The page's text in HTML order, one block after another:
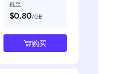
低至:
$0.80/GB
购买